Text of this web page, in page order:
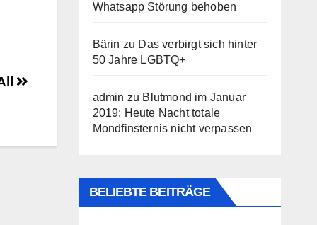
Whatsapp Störung behoben
Bärin zu Das verbirgt sich hinter
50 Jahre LGBTQ+
admin zu Blutmond im Januar
2019: Heute Nacht totale
Mondfinsternis nicht verpassen
BELIEBTE BEITRÄGE